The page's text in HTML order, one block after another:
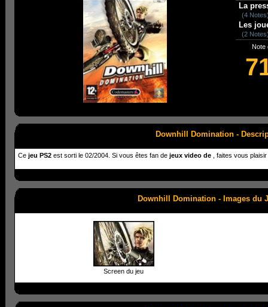
La
(4
Les
(2
Note
Downhill Domination -
Ce jeu PS2est sorti le 02/2004. Si vous êtes fan de jeux video de , faites vous
Downhill Domination - Images du
Screen du jeu